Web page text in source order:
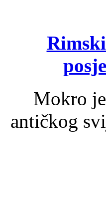
Mokro
antičkog